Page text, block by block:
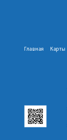
Главная Карты